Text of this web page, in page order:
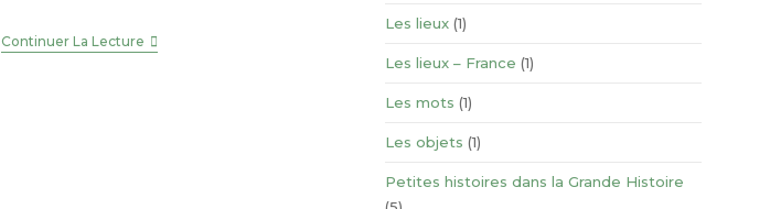
Continuer La Lecture1940
–
Les lieux (1)
Les lieux – France (1)
Les mots (1)
Les objets (1)
Petites histoires dans la Grande Histoire